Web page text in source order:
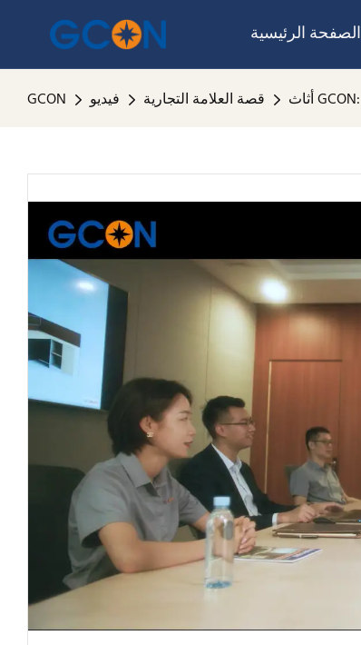
الصفحة الرئيسية
GCON فيديو قصة العلامة التجارية